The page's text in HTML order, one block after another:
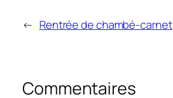
← Rentrée de chambé-carnet
Commentaires